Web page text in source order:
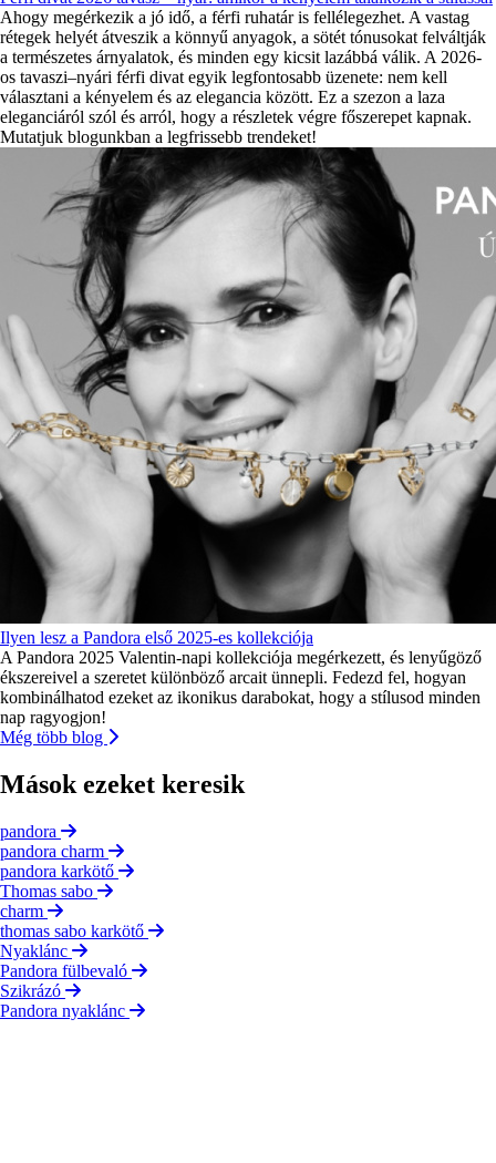
Ahogy megérkezik a jó idő, a férfi ruhatár is fellélegezhet. A vastag
rétegek helyét átveszik a könnyű anyagok, a sötét tónusokat felváltják
a természetes árnyalatok, és minden egy kicsit lazábbá válik. A 2026-
os tavaszi–nyári férfi divat egyik legfontosabb üzenete: nem kell
választani a kényelem és az elegancia között. Ez a szezon a laza
eleganciáról szól és arról, hogy a részletek végre főszerepet kapnak.
Mutatjuk blogunkban a legfrissebb trendeket!
Ilyen lesz a Pandora első 2025-es kollekciója
A Pandora 2025 Valentin-napi kollekciója megérkezett, és lenyűgöző
ékszereivel a szeretet különböző arcait ünnepli. Fedezd fel, hogyan
kombinálhatod ezeket az ikonikus darabokat, hogy a stílusod minden
nap ragyogjon!
Még több blog
Mások ezeket keresik
pandora
pandora charm
pandora karkötő
Thomas sabo
charm
thomas sabo karkötő
Nyaklánc
Pandora fülbevaló
Szikrázó
Pandora nyaklánc